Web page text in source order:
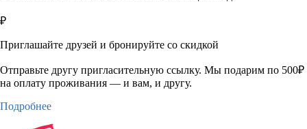
₽
Приглашайте друзей и бронируйте со скидкой
Отправьте другу пригласительную ссылку. Мы подарим по 500₽
на оплату проживания — и вам, и другу.
Подробнее